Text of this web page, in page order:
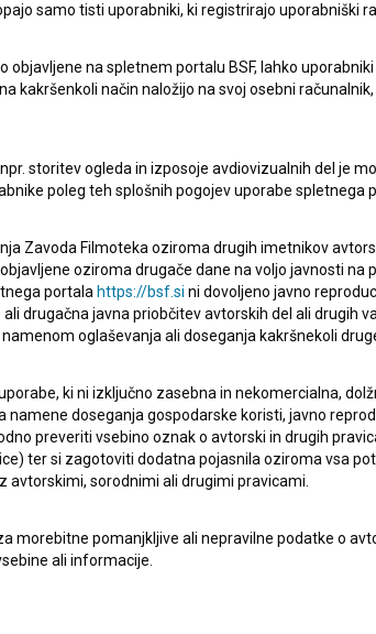
samo tisti uporabniki, ki registrirajo uporabniški
objavljene na spletnem portalu BSF, lahko
kakršenkoli način naložijo na svoj osebni
storitev ogleda in izposoje avdiovizualnih del je
poleg teh splošnih pogojev uporabe spletnega
Zavoda Filmoteka oziroma drugih imetnikov
oziroma drugače dane na voljo javnosti na
portala https://bsf.si ni dovoljeno javno
drugačna javna priobčitev avtorskih del ali drugih
oglaševanja ali doseganja kakršnekoli
ki ni izključno zasebna in nekomercialna,
namene doseganja gospodarske koristi, javno
preveriti vsebino oznak o avtorski in drugih
ter si zagotoviti dodatna pojasnila oziroma vsa
avtorskimi, sorodnimi ali drugimi pravicami.
morebitne pomanjkljive ali nepravilne podatke o
ali informacije.